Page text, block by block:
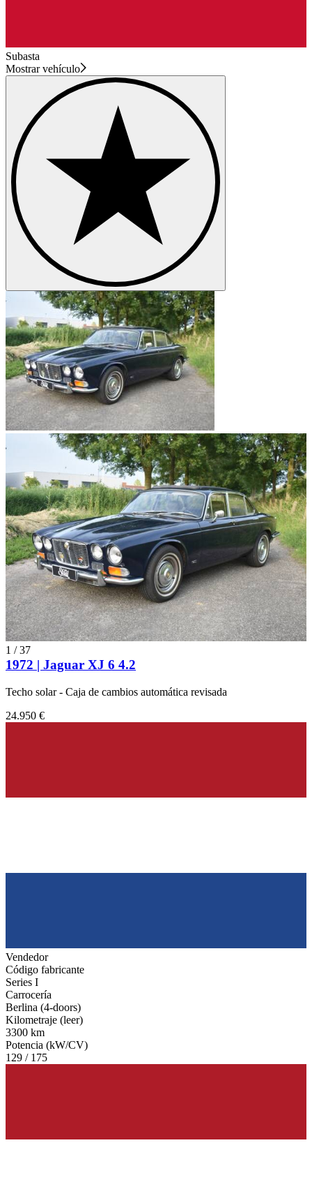
Subasta
Mostrar vehículo
1 /37
1972 | Jaguar XJ 6 4.2
Techo solar - Caja de cambios automática revisada
24.950 €
Vendedor
Código fabricante
Series I
Carrocería
Berlina (4-doors)
Kilometraje (leer)
3300 km
Potencia (kW/CV)
129 / 175